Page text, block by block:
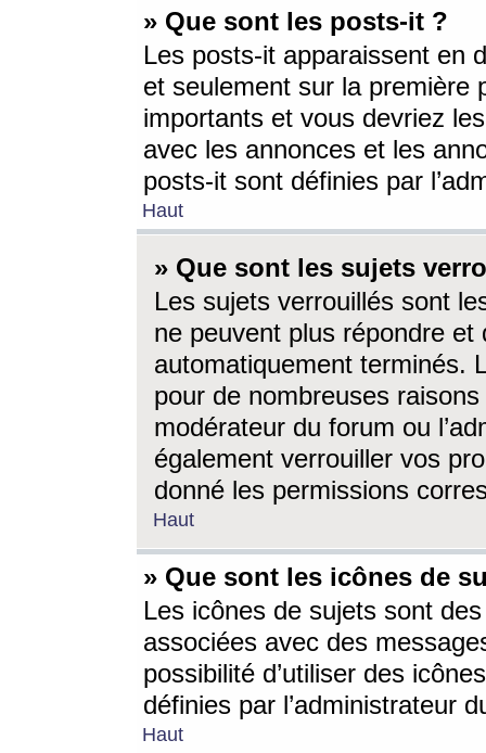
» Que sont les posts-it ?
Les posts-it apparaissent en
et seulement sur la première
importants et vous devriez
avec les annonces et les
posts-it sont définies par
Haut
» Que sont les sujets
Les sujets verrouillés sont
ne peuvent plus répondre
automatiquement terminés.
pour de nombreuses
modérateur du forum ou
également verrouiller vos
donné les permissions
Haut
» Que sont les icônes de
Les icônes de sujets sont
associées avec des
possibilité d’utiliser des
définies par l’administrateur
Haut